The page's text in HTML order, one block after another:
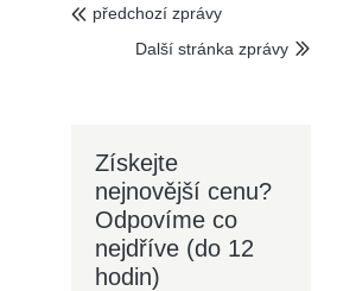
 předchozí zprávy

Další stránka zprávy
Získejte
nejnovější cenu?
Odpovíme co
nejdříve (do 12
hodin)